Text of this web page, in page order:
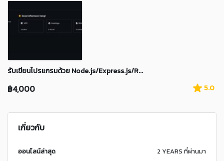
รับเขียนโปรแกรมด้วย Node.js/Express.js/R...
฿4,000 5.0
เกี่ยวกับ
ออนไลน์ล่าสุด 2 YEARS ที่ผ่านมา